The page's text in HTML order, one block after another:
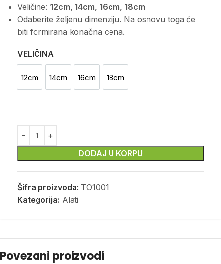
Veličine: 12cm, 14cm, 16cm, 18cm
Odaberite željenu dimenziju. Na osnovu toga će
biti formirana konačna cena.
VELIČINA
12cm
12cm 14cm
14cm 16cm
16cm 18cm
18cm
DODAJ U KORPU
Šifra proizvoda: TO1001
Kategorija: Alati
Povezani proizvodi